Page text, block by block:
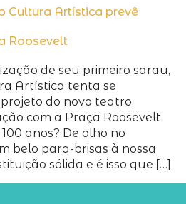
Cultura Artística prevê
Roosevelt
de seu primeiro sarau,
Artística tenta se
do novo teatro,
com a Praça Roosevelt.
anos? De olho no
belo para-brisas à nossa
sólida e é isso que […]